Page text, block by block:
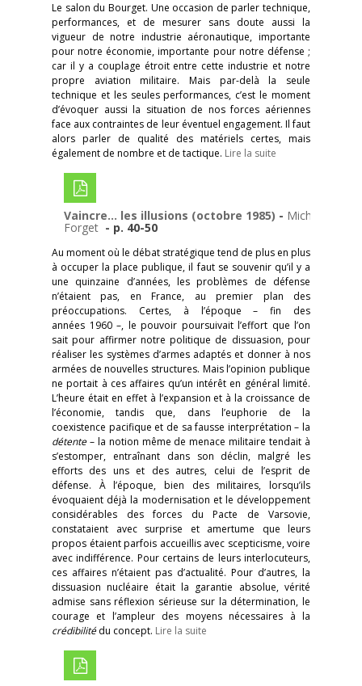
Le salon du Bourget. Une occasion de parler technique,
performances, et de mesurer sans doute aussi la
vigueur de notre industrie aéronautique, importante
pour notre économie, importante pour notre défense ;
car il y a couplage étroit entre cette industrie et notre
propre aviation militaire. Mais par-delà la seule
technique et les seules performances, c’est le moment
d’évoquer aussi la situation de nos forces aériennes
face aux contraintes de leur éventuel engagement. Il faut
alors parler de qualité des matériels certes, mais
également de nombre et de tactique. Lire la suite
Vaincre… les illusions (octobre 1985) - Michel
Forget - p. 40-50
Au moment où le débat stratégique tend de plus en plus
à occuper la place publique, il faut se souvenir qu’il y a
une quinzaine d’années, les problèmes de défense
n’étaient pas, en France, au premier plan des
préoccupations. Certes, à l’époque – fin des
années 1960 –, le pouvoir poursuivait l’effort que l’on
sait pour affirmer notre politique de dissuasion, pour
réaliser les systèmes d’armes adaptés et donner à nos
armées de nouvelles structures. Mais l’opinion publique
ne portait à ces affaires qu’un intérêt en général limité.
L’heure était en effet à l’expansion et à la croissance de
l’économie, tandis que, dans l’euphorie de la
coexistence pacifique et de sa fausse interprétation – la
détente– la notion même de menace militaire tendait à
s’estomper, entraînant dans son déclin, malgré les
efforts des uns et des autres, celui de l’esprit de
défense. À l’époque, bien des militaires, lorsqu’ils
évoquaient déjà la modernisation et le développement
considérables des forces du Pacte de Varsovie,
constataient avec surprise et amertume que leurs
propos étaient parfois accueillis avec scepticisme, voire
avec indifférence. Pour certains de leurs interlocuteurs,
ces affaires n’étaient pas d’actualité. Pour d’autres, la
dissuasion nucléaire était la garantie absolue, vérité
admise sans réflexion sérieuse sur la détermination, le
courage et l’ampleur des moyens nécessaires à la
crédibilitédu concept. Lire la suite